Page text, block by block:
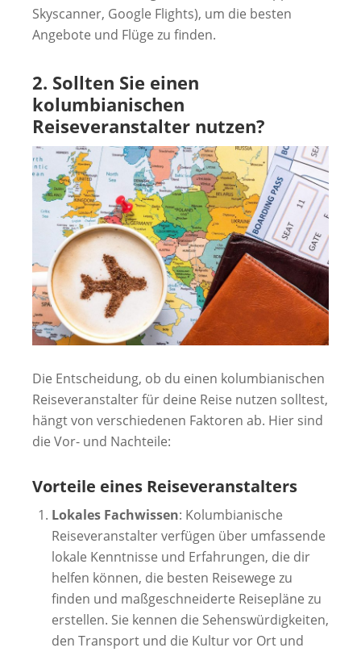
Skyscanner, Google Flights), um die besten
Angebote und Flüge zu finden.
2. Sollten Sie einen
kolumbianischen
Reiseveranstalter nutzen?
Die Entscheidung, ob du einen kolumbianischen
Reiseveranstalter für deine Reise nutzen solltest,
hängt von verschiedenen Faktoren ab. Hier sind
die Vor- und Nachteile:
Vorteile eines Reiseveranstalters
Lokales Fachwissen: Kolumbianische
Reiseveranstalter verfügen über umfassende
lokale Kenntnisse und Erfahrungen, die dir
helfen können, die besten Reisewege zu
finden und maßgeschneiderte Reisepläne zu
erstellen. Sie kennen die Sehenswürdigkeiten,
den Transport und die Kultur vor Ort und